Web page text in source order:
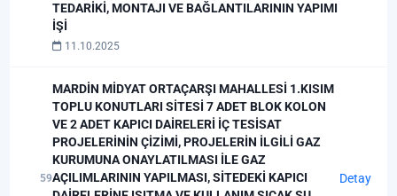
TEDARİKİ, MONTAJI VE BAĞLANTILARININ YAPIMI
İŞİ
11.10.2025
59
MARDİN MİDYAT ORTAÇARŞI MAHALLESİ 1.KISIM
TOPLU KONUTLARI SİTESİ 7 ADET BLOK KOLON
VE 2 ADET KAPICI DAİRELERİ İÇ TESİSAT
PROJELERİNİN ÇİZİMİ, PROJELERİN İLGİLİ GAZ
KURUMUNA ONAYLATILMASI İLE GAZ
AÇILIMLARININ YAPILMASI, SİTEDEKİ KAPICI
Detay